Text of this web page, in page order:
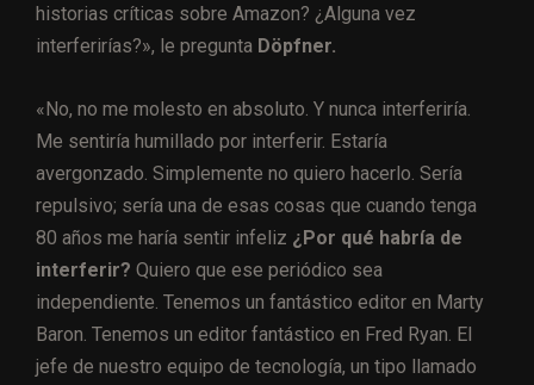
historias críticas sobre Amazon? ¿Alguna vez
interferirías?», le pregunta Döpfner.
«No, no me molesto en absoluto. Y nunca interferiría.
Me sentiría humillado por interferir. Estaría
avergonzado. Simplemente no quiero hacerlo. Sería
repulsivo; sería una de esas cosas que cuando tenga
80 años me haría sentir infeliz ¿Por qué habría de
interferir? Quiero que ese periódico sea
independiente. Tenemos un fantástico editor en Marty
Baron. Tenemos un editor fantástico en Fred Ryan. El
jefe de nuestro equipo de tecnología, un tipo llamado